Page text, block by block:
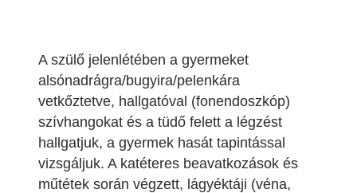
A szülő jelenlétében a gyermeket
alsónadrágra/bugyira/pelenkára
vetkőztetve, hallgatóval (fonendoszkóp)
szívhangokat és a tüdő felett a légzést
hallgatjuk, a gyermek hasát tapintással
vizsgáljuk. A katéteres beavatkozások és
műtétek során végzett, lágyéktáji (véna,